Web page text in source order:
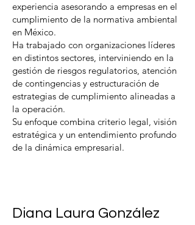
experiencia asesorando a empresas en el
cumplimiento de la normativa ambiental
en México.
Ha trabajado con organizaciones líderes
en distintos sectores, interviniendo en la
gestión de riesgos regulatorios, atención
de contingencias y estructuración de
estrategias de cumplimiento alineadas a
la operación.
Su enfoque combina criterio legal, visión
estratégica y un entendimiento profundo
de la dinámica empresarial.
Diana Laura González